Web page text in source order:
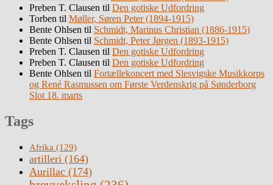
Preben T. Clausen til Den gotiske Udfordring
Torben til Møller, Søren Peter (1894-1915)
Bente Ohlsen til Schmidt, Marinus Christian (1886-1915)
Bente Ohlsen til Schmidt, Peter Jørgen (1893-1915)
Preben T. Clausen til Den gotiske Udfordring
Preben T. Clausen til Den gotiske Udfordring
Bente Ohlsen til Fortællekoncert med Slesvigske Musikkorps
og René Rasmussen om Første Verdenskrig på Sønderborg
Slot 18. marts
Tags
Afrika (129)
artilleri (164)
Aurillac (174)